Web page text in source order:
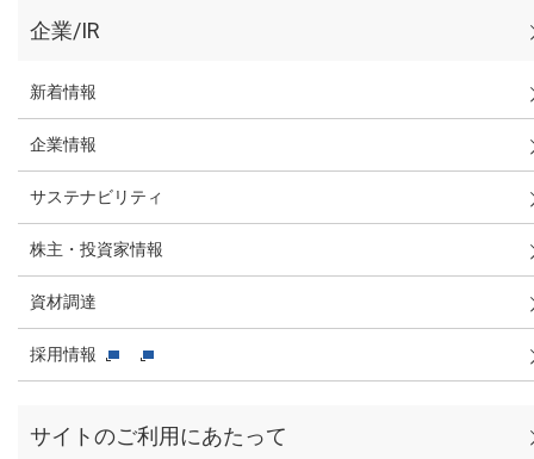
企業/IR
新着情報
企業情報
サステナビリティ
株主・投資家情報
資材調達
採用情報
サイトのご利用にあたって